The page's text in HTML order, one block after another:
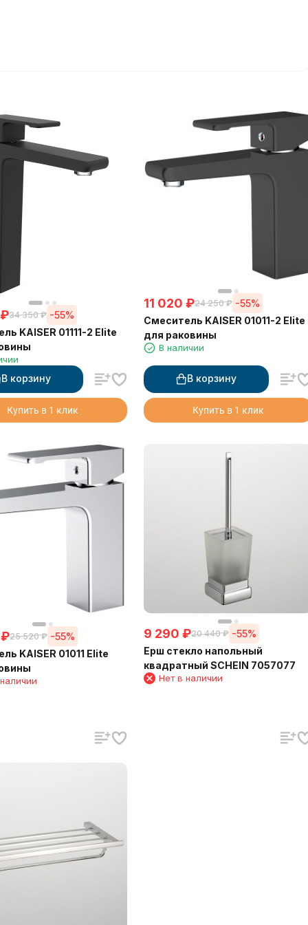
₽34 350 ₽ -55%
KAISER 01111-2 Elite
В корзину
Купить в 1 клик
11 020 ₽24 250 ₽ -55%
Смеситель KAISER 01011-2 Elite
для раковины
В наличии
В корзину
Купить в 1 клик
₽25 520 ₽ -55%
KAISER 01011 Elite
9 290 ₽20 440 ₽ -55%
Ерш стекло напольный
квадратный SCHEIN 7057077
Нет в наличии